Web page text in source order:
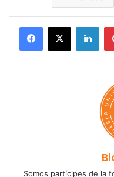
Somos partícipes de la